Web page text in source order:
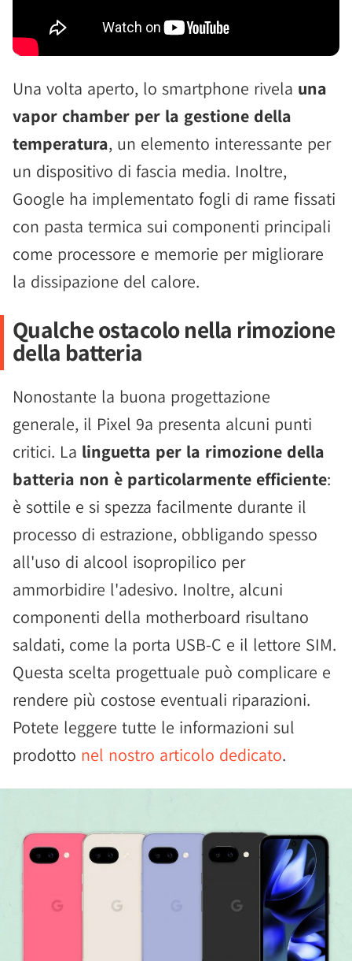
Una volta aperto, lo smartphone rivela una
vapor chamber per la gestione della
temperatura, un elemento interessante per
un dispositivo di fascia media. Inoltre,
Google ha implementato fogli di rame fissati
con pasta termica sui componenti principali
come processore e memorie per migliorare
la dissipazione del calore.
Qualche ostacolo nella rimozione
della batteria
Nonostante la buona progettazione
generale, il Pixel 9a presenta alcuni punti
critici. La linguetta per la rimozione della
batteria non è particolarmente efficiente:
è sottile e si spezza facilmente durante il
processo di estrazione, obbligando spesso
all'uso di alcool isopropilico per
ammorbidire l'adesivo. Inoltre, alcuni
componenti della motherboard risultano
saldati, come la porta USB-C e il lettore SIM.
Questa scelta progettuale può complicare e
rendere più costose eventuali riparazioni.
Potete leggere tutte le informazioni sul
prodotto nel nostro articolo dedicato.